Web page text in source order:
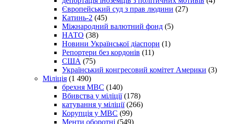
Європейський суд з прав людини (27)
Катинь-2 (45)
Міжнародний валютний фонд (5)
НАТО (38)
Новини Української діаспори (1)
Репортери без кордонів (11)
США (75)
Український конгресовий комітет Америки (3)
Міліція (1 490)
брехня МВС (140)
Вбивства у міліції(178)
катування у міліції(266)
Корупція у МВС (99)
Менти оборотні (549)